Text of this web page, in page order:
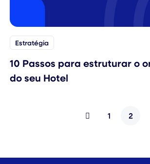
Estratégia
10 Passos para estruturar o
do seu Hotel
1 2